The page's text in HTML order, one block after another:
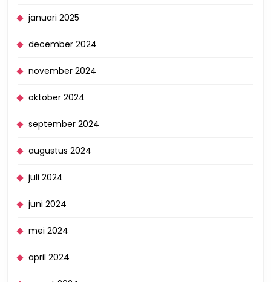
januari 2025
december 2024
november 2024
oktober 2024
september 2024
augustus 2024
juli 2024
juni 2024
mei 2024
april 2024